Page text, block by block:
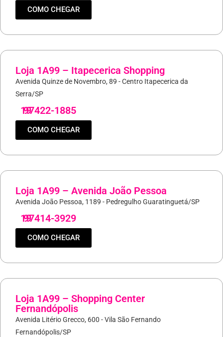
COMO CHEGAR
Loja 1A99 – Itapecerica Shopping
Avenida Quinze de Novembro, 89 - Centro Itapecerica da
Serra/SP
19
97422-1885
COMO CHEGAR
Loja 1A99 – Avenida João Pessoa
Avenida João Pessoa, 1189 - Pedregulho Guaratinguetá/SP
19
97414-3929
COMO CHEGAR
Loja 1A99 – Shopping Center
Fernandópolis
Avenida Litério Grecco, 600 - Vila São Fernando
Fernandópolis/SP